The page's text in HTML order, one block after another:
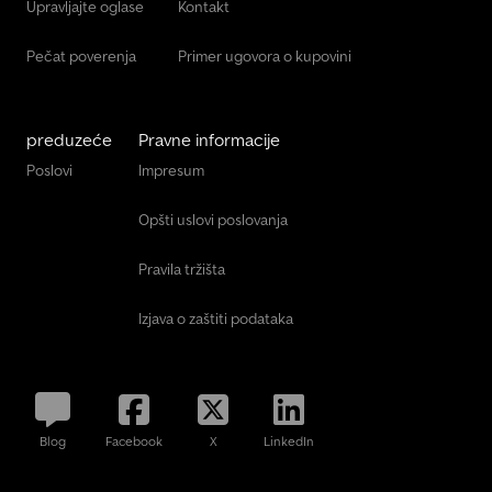
Upravljajte oglase
Pečat poverenja
Kontakt
Primer ugovora o kupovini
preduzeće
Poslovi
Pravne informacije
Impresum
Opšti uslovi poslovanja
Pravila tržišta
Izjava o zaštiti podataka
Blog Facebook X LinkedIn